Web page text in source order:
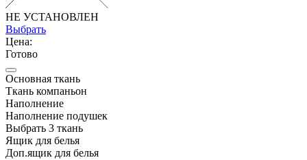
НЕ УСТАНОВЛЕН
Выбрать
Цена:
Готово
Основная ткань
Ткань компаньон
Наполнение
Наполнение подушек
Выбрать 3 ткань
Ящик для белья
Доп.ящик для белья